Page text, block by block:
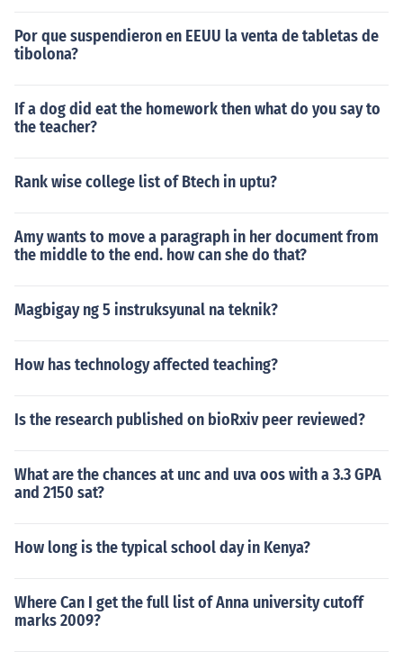
Por que suspendieron en EEUU la venta de tabletas de
tibolona?
If a dog did eat the homework then what do you say to
the teacher?
Rank wise college list of Btech in uptu?
Amy wants to move a paragraph in her document from
the middle to the end. how can she do that?
Magbigay ng 5 instruksyunal na teknik?
How has technology affected teaching?
Is the research published on bioRxiv peer reviewed?
What are the chances at unc and uva oos with a 3.3 GPA
and 2150 sat?
How long is the typical school day in Kenya?
Where Can I get the full list of Anna university cutoff
marks 2009?